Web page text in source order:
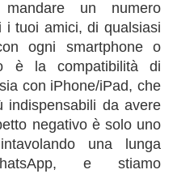
mandare un numero
i tuoi amici, di qualsiasi
ogni smartphone o
è la compatibilità di
con iPhone/iPad, che
indispensabili da avere
negativo è solo uno
una lunga
e stiamo